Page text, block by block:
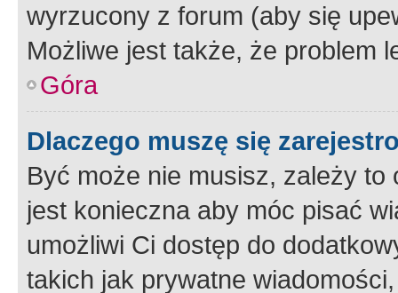
wyrzucony z forum (aby się
Możliwe jest także, że problem
Góra
Dlaczego muszę się
Być może nie musisz, zależy
jest konieczna aby móc pisać
umożliwi Ci dostęp do
takich jak prywatne